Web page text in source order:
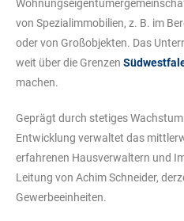
von Spezialimmobilien, z. B. im
oder von Großobjekten. Das
weit über die Grenzen
machen.
Geprägt durch stetiges
Entwicklung verwaltet das
erfahrenen Hausverwaltern und
Leitung von Achim Schneider,
Gewerbeeinheiten.